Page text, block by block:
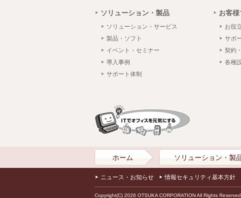
ソリューション・製品
ソリューション・サービス
製品・ソフト
イベント・セミナー
導入事例
サポート体制
お客
お役
サポ
契約
各種
ホーム ソリューション・製
ニュース・お知らせ 情報セキュリティ基本方針
Copyright(C) 2026 OTSUKA CORPORATION All Rights Reserved.